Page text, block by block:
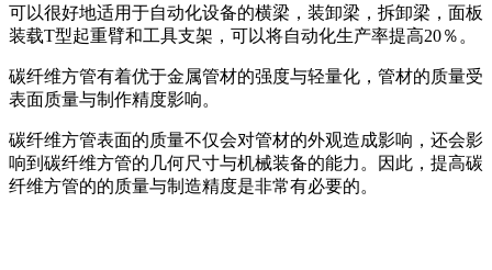
可以很好地适用于自动化设备的横梁，装卸梁，拆卸梁，面板
装载T型起重臂和工具支架，可以将自动化生产率提高20％。
碳纤维方管有着优于金属管材的强度与轻量化，管材的质量受
表面质量与制作精度影响。
碳纤维方管表面的质量不仅会对管材的外观造成影响，还会影
响到碳纤维方管的几何尺寸与机械装备的能力。因此，提高碳
纤维方管的的质量与制造精度是非常有必要的。